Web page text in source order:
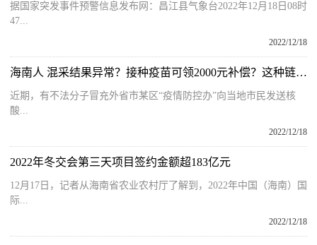
据国家突发事件预警信息发布网：昌江县气象台2022年12月18日08时
47...
2022/12/18
海南人 混采结果异常？接种疫苗可领2000元补偿？这种链接千万别点！
近期，有不法分子冒充外省市某区“疫情防控办”向当地市民发送核
酸...
2022/12/18
2022年冬交会第三天项目签约金额超183亿元
12月17日，记者从海南省农业农村厅了解到，2022年中国（海南）国
际...
2022/12/18